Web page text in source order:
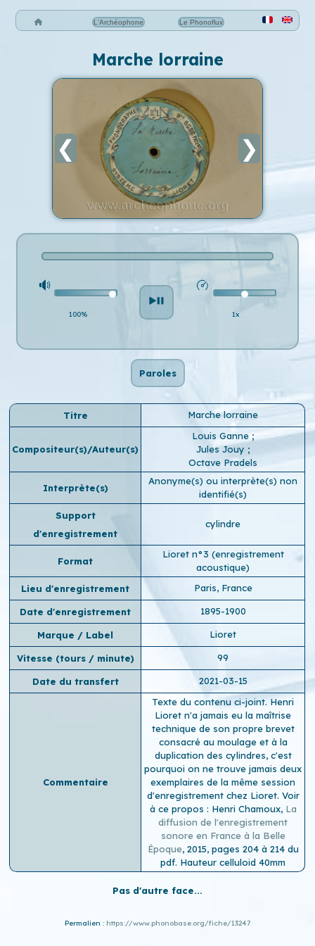
L'Archéophone Le Phonoflux
Marche lorraine
❮ ❯
100% 1x
Paroles
Titre Marche lorraine
Compositeur(s)/Auteur(s)
Louis Ganne;
Jules Jouy ;
Octave Pradels
Interprète(s)
Anonyme(s) ou interprète(s) non
identifié(s)
Support
d'enregistrement
cylindre
Format
Lioret n°3 (enregistrement
acoustique)
Lieu d'enregistrement
Paris, France
Date d'enregistrement 1895-1900
Marque / Label Lioret
Vitesse (tours / minute) 99
Date du transfert 2021-03-15
Commentaire
Texte du contenu ci-joint. Henri
Lioret n'a jamais eu la maîtrise
technique de son propre brevet
consacré au moulage et à la
duplication des cylindres, c'est
pourquoi on ne trouve jamais deux
exemplaires de la même session
d'enregistrement chez Lioret. Voir
à ce propos : Henri Chamoux, La
diffusion de l'enregistrement
sonore en France à la Belle
Époque, 2015, pages 204 à 214 du
pdf. Hauteur celluloid 40mm
Pas d'autre face...
Permalien : https://www.phonobase.org/fiche/13247